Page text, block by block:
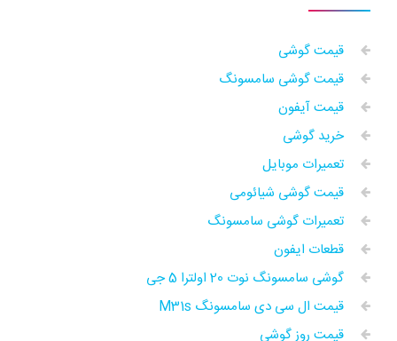
قیمت گوشی
قیمت گوشی سامسونگ
قیمت آیفون
خرید گوشی
تعمیرات موبایل
قیمت گوشی شیائومی
تعمیرات گوشی سامسونگ
قطعات ایفون
گوشی سامسونگ نوت 20 اولترا 5 جی
قیمت ال سی دی سامسونگ M31s
قيمت روز گوشي